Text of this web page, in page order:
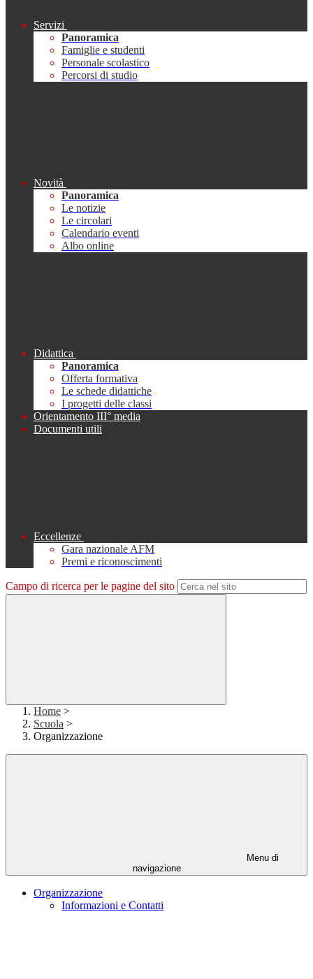
Servizi
Panoramica
Famiglie e studenti
Personale scolastico
Percorsi di studio
Novità
Panoramica
Le notizie
Le circolari
Calendario eventi
Albo online
Didattica
Panoramica
Offerta formativa
Le schede didattiche
I progetti delle classi
Orientamento III° media
Documenti utili
Eccellenze
Gara nazionale AFM
Premi e riconoscimenti
Campo di ricerca per le pagine del sito
Home >
Scuola >
Organizzazione
Menu di
navigazione
Organizzazione
Informazioni e Contatti